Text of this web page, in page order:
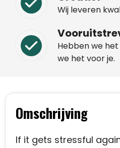
Wij leveren
Hebben we
we het voor je.
Omschrijving
If it gets stressful